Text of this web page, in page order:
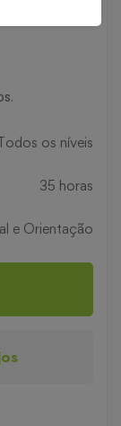
os níveis
35 horas
e Orientação